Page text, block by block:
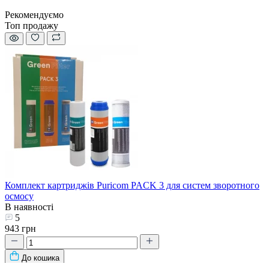
Рекомендуємо
Топ продажу
Комплект картриджів Puricom PACK 3 для систем зворотного
осмосу
В наявності
5
943 грн
До кошика